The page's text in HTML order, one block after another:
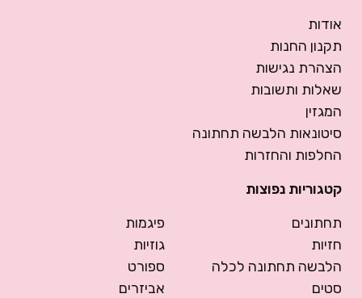
אודות
תקנון החנות
הצהרת נגישות
שאלות ותשובות
המגזין
סיטונאות הלבשה תחתונה
החלפות והחזרות
קטגוריות נפוצות
תחתונים
חזיות
הלבשה תחתונה לכלה
סטים
פיגמות
גוזיות
ספורט
אביזרים